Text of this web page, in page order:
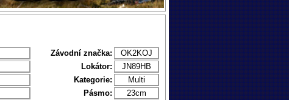
Závodní značka:
OK2KOJ
Lokátor:
JN89HB
Kategorie:
Multi
Pásmo: 23cm